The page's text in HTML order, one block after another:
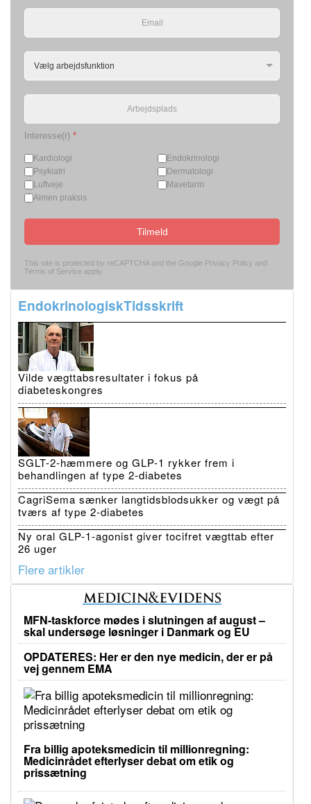
Interesse(r) *
Kardiologi
Endokrinologi
Psykiatri
Dermatologi
Luftveje
Mavetarm
Almen praksis
Tilmeld
This site is protected by reCAPTCHA and the Google Privacy Policy and
Terms of Service apply.
EndokrinologiskTidsskrift
Vilde vægttabsresultater i fokus på
diabeteskongres
SGLT-2-hæmmere og GLP-1 rykker frem i
behandlingen af type 2-diabetes
CagriSema sænker langtidsblodsukker og vægt på
tværs af type 2-diabetes
Ny oral GLP-1-agonist giver tocifret vægttab efter
26 uger
Flere artikler
MFN-taskforce mødes i slutningen af august –
skal undersøge løsninger i Danmark og EU
OPDATERES: Her er den nye medicin, der er på
vej gennem EMA
Fra billig apoteksmedicin til millionregning:
Medicinrådet efterlyser debat om etik og
prissætning